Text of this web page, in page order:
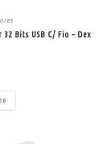
Bits USB C/ Fio – Dex